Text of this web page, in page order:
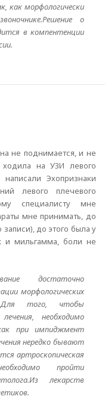
как морфологически
о
в компентенции
не поднимается, и не
ходила на УЗИ левого
Эхопризнаки
левого плечевого
специалисту мне
мне принимать, до
до этого была у
и мильгамма, боли не
достаточно
морфологических
того, чтобы
необходимо
при импиджмент
нередко бывают
артроскопическая
пройти
лекарств